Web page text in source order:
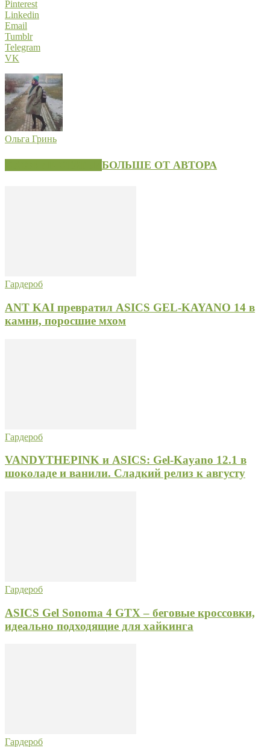
Pinterest
Linkedin
Email
Tumblr
Telegram
VK
Ольга Гринь
БОЛЬШЕ ОТ АВТОРА
Гардероб
ANT KAI превратил ASICS GEL-KAYANO 14 в
камни, поросшие мхом
Гардероб
VANDYTHEPINK и ASICS: Gel-Kayano 12.1 в
шоколаде и ванили. Сладкий релиз к августу
Гардероб
ASICS Gel Sonoma 4 GTX – беговые кроссовки,
идеально подходящие для хайкинга
Гардероб